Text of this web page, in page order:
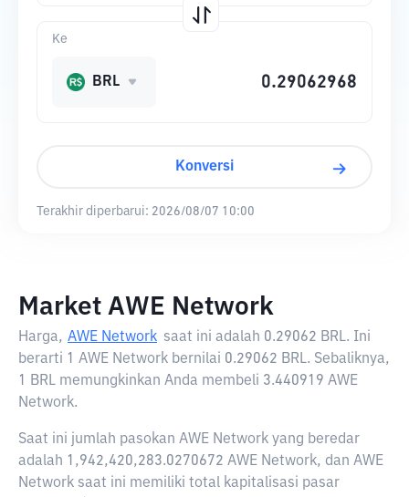
Ke
BRL
Konversi
Terakhir diperbarui: 2026/08/07 10:00
Market AWE Network
Harga, AWE Network saat ini adalah 0.29062 BRL. Ini
berarti 1 AWE Network bernilai 0.29062 BRL. Sebaliknya,
1 BRL memungkinkan Anda membeli 3.440919 AWE
Network.
Saat ini jumlah pasokan AWE Network yang beredar
adalah 1,942,420,283.0270672 AWE Network, dan AWE
Network saat ini memiliki total kapitalisasi pasar